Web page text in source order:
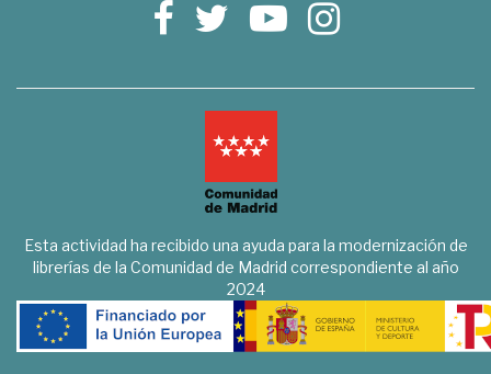
Esta actividad ha recibido una ayuda para la modernización de
librerías de la Comunidad de Madrid correspondiente al año
2024